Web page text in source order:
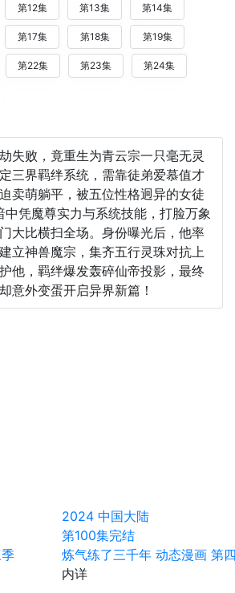
第12集 第13集 第14集
第17集 第18集 第19集
第22集 第23集 第24集
失败，竟重生为青云宗一只毫无灵
三界羁绊系统，需靠徒弟爱慕值才
卖萌躺平，被五位性格迥异的女徒
中凭魔尊实力与系统技能，打脸万象
大比横扫全场。身份曝光后，他率
立神兽魔宗，集齐五行灵珠对抗上
他，羁绊爆发轰碎仙帝投影，最终
意外变蛋开启异界新篇！
2024 中国大陆
第100集完结
炼气练了三千年 动态漫画 第
内详